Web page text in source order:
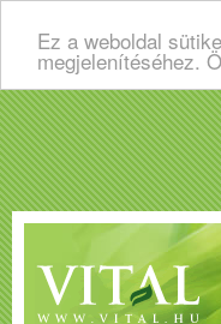
Ez a weboldal
megjelenítéséhez.